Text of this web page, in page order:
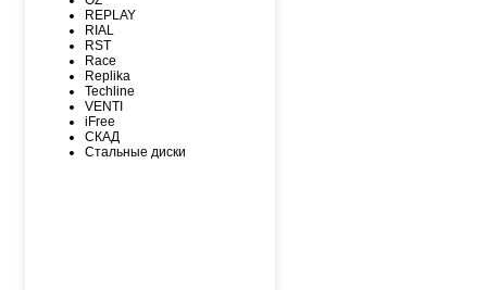
ROADKING
ROADMARCH
ROADSTONE
ROTALLA
SAILUN
SATOYA
SONIX
SUNFULL
TIGAR
TORERO
TORQUE
REPLAY
RIAL
RST
Race
Replika
Techline
VENTI
iFree
СКАД
Стальные диски